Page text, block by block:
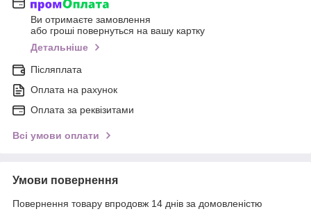
Ви отримаєте замовлення
або гроші повернуться на вашу картку
Детальніше
Післяплата
Оплата на рахунок
Оплата за реквізитами
Всі умови оплати
Умови повернення
Повернення товару впродовж 14 днів за домовленістю